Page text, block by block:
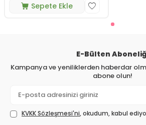
Sepete Ekle
E-Bülten
Kampanya ve yeniliklerden haberdar
abone olun!
KVKK Sözleşmesi'ni, okudum, kabul